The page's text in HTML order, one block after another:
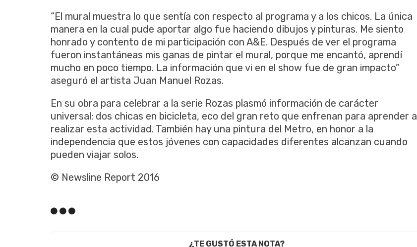
“El mural muestra lo que sentía con respecto al programa y a los chicos. La única
manera en la cual pude aportar algo fue haciendo dibujos y pinturas. Me siento
honrado y contento de mi participación con A&E. Después de ver el programa
fueron instantáneas mis ganas de pintar el mural, porque me encantó, aprendí
mucho en poco tiempo. La información que vi en el show fue de gran impacto”
aseguró el artista Juan Manuel Rozas.
En su obra para celebrar a la serie Rozas plasmó información de carácter
universal: dos chicas en bicicleta, eco del gran reto que enfrenan para aprender a
realizar esta actividad. También hay una pintura del Metro, en honor a la
independencia que estos jóvenes con capacidades diferentes alcanzan cuando
pueden viajar solos.
© Newsline Report 2016
¿TE GUSTÓ ESTA NOTA?